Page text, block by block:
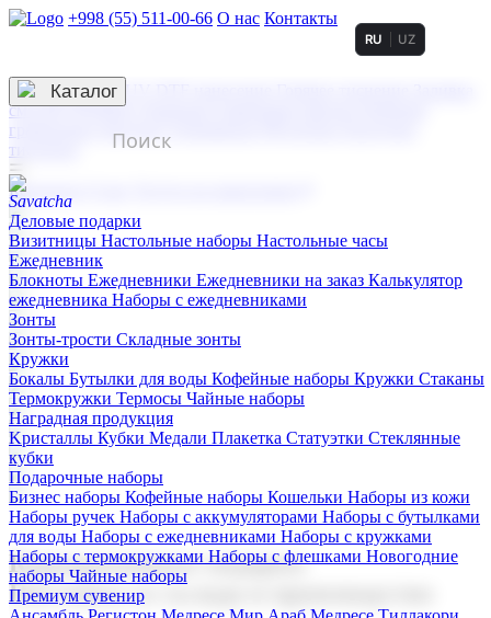
+998 (55) 511-00-66 О нас Контакты
3D гравировка
смолой (Doming)
гравировка твердая
тиснение
RU UZ
☰
Контакты
Каталог
Деловые подарки
Визитницы Настольные наборы Настольные часы
Ежедневник
Блокноты Ежедневники Ежедневники на заказ Калькулятор
ежедневника Наборы с ежедневниками
Зонты
Зонты-трости Складные зонты
Кружки
Бокалы Бутылки для воды Кофейные наборы Кружки Стаканы
Термокружки Термосы Чайные наборы
Наградная продукция
Kристаллы Кубки Медали Плакетка Статуэтки Стеклянные
кубки
Подарочные наборы
Бизнес наборы Кофейные наборы Кошельки Наборы из кожи
Наборы ручек Наборы с аккумуляторами Наборы с бутылками
для воды Наборы с ежедневниками Наборы с кружками
Наборы с термокружками Наборы с флешками Новогодние
наборы Чайные наборы
Премиум сувенир
Корпоративные подарки
Поставка со склада и производство